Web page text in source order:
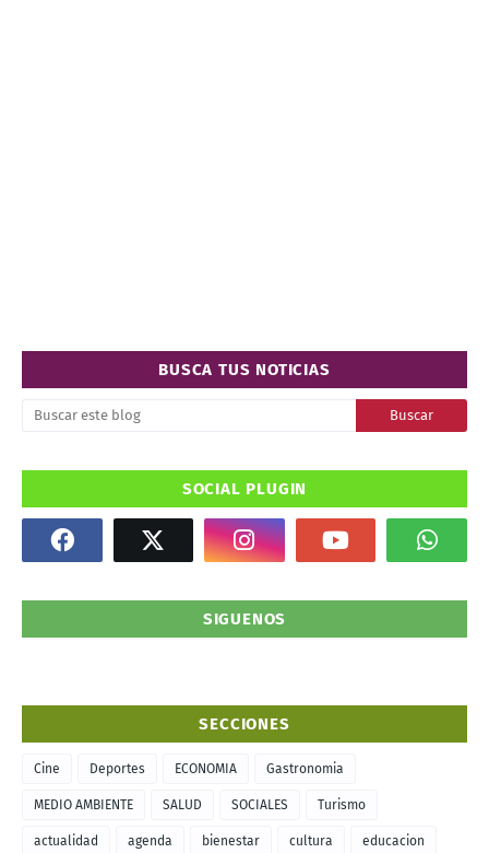
BUSCA TUS NOTICIAS
SOCIAL PLUGIN
SIGUENOS
SECCIONES
Cine Deportes ECONOMIA Gastronomia
MEDIO AMBIENTE SALUD SOCIALES Turismo
actualidad agenda bienestar cultura educacion